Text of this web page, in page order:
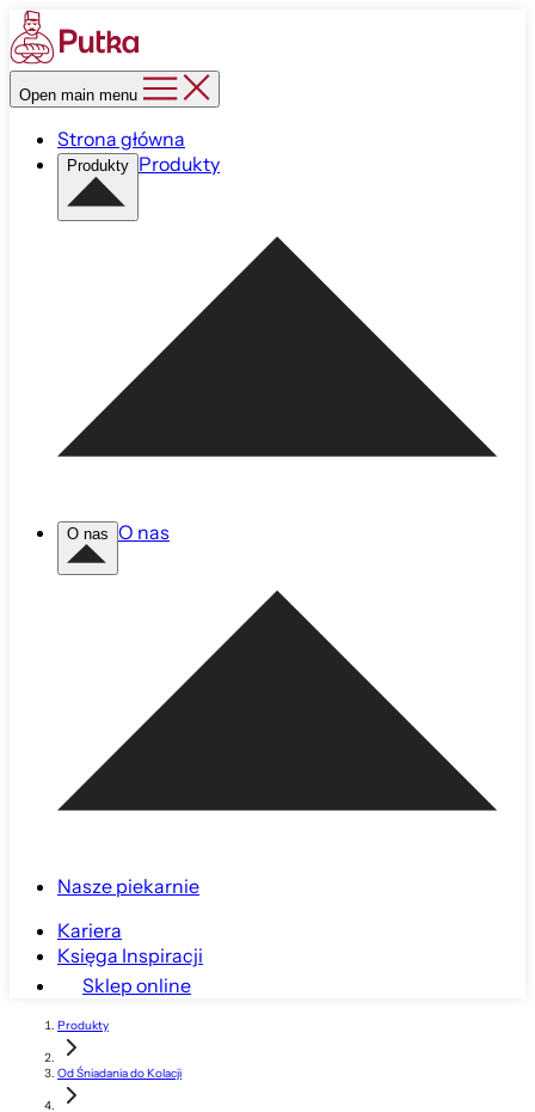
Open main menu
Strona główna
Produkty Produkty
O nas O nas
Nasze piekarnie
Kariera
Księga Inspiracji
Sklep online
Produkty
Od Śniadania do Kolacji